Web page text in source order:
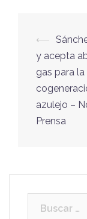
de
⟵
y acepta
gas para la
azulejo –
Prensa